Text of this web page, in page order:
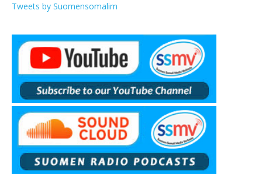
Tweets by Suomensomalim